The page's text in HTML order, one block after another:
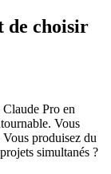
de choisir
Pro en
Vous
produisez du
simultanés ?